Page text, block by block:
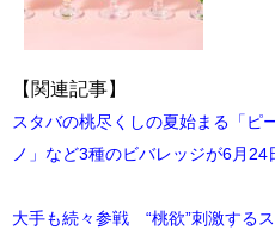
【関連記事】
スタバの桃尽くしの夏始まる「ピ
ノ」など3種のビバレッジが6月24
大手も続々参戦 “桃欲”刺激する